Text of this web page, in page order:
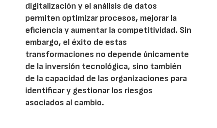
digitalización y el análisis de datos
permiten optimizar procesos, mejorar la
eficiencia y aumentar la competitividad. Sin
embargo, el éxito de estas
transformaciones no depende únicamente
de la inversión tecnológica, sino también
de la capacidad de las organizaciones para
identificar y gestionar los riesgos
asociados al cambio.